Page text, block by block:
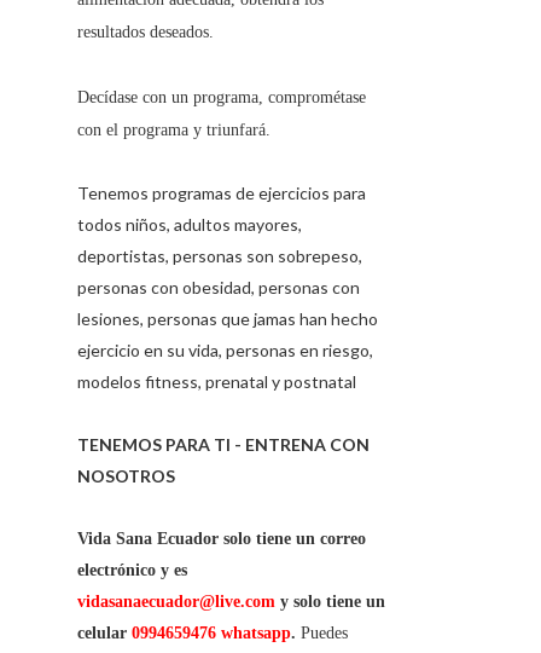
resultados deseados.
Decídase con un programa, comprométase
con el programa y triunfará.
Tenemos programas de ejercicios para
todos niños, adultos mayores,
deportistas, personas son sobrepeso,
personas con obesidad, personas con
lesiones, personas que jamas han hecho
ejercicio en su vida, personas en riesgo,
modelos fitness, prenatal y postnatal
TENEMOS PARA TI - ENTRENA CON
NOSOTROS
Vida Sana Ecuador solo tiene un correo
electrónico y es
vidasanaecuador@live.com y solo tiene un
celular 0994659476 whatsapp. Puedes